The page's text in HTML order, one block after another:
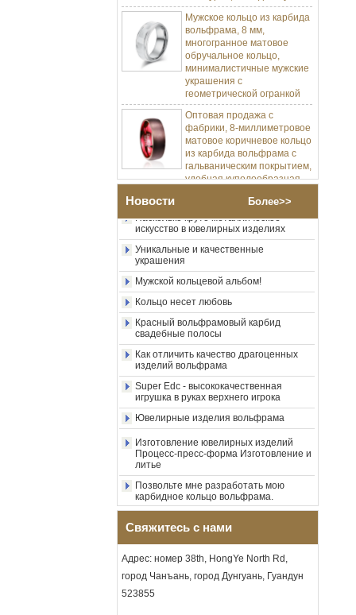
Мужское кольцо из карбида
вольфрама, 8 мм,
многогранное матовое
обручальное кольцо,
минималистичные мужские
украшения с
геометрической огранкой
Оптовая продажа с
фабрики, 8-миллиметровое
матовое коричневое кольцо
из карбида вольфрама с
гальваническим покрытием,
удобная куполообразная
форма, глянцевое красное
кольцо с внутренней
стенкой, индивидуальная
внутренняя лазерная
Оптовая продажа с
полированное серебряное
кольцо из карбида
вольфрама, центральная
инкрустация из
измельченного синего
опала с синтетической
малахитовой полосой,
мужское обручальное
кольцо, изготовленная на
заказ внутренняя л
Оптовая продажа с
фабрики, черное
полированное квадратное
кольцо с печаткой из
деревянная инкрустация с
крестообразным узором из
раковины морского ушка,
заявление, кольцо,
внутренняя грави
Оптовая продажа с
Новости Более>>
Изготовление ювелирных изделий
Процесс-пресс-форма Изготовление и
литье
Позвольте мне разработать мою
карбидное кольцо вольфрама.
Насколько круто металлическое
искусство в ювелирных изделиях
Уникальные и качественные
украшения
Мужской кольцевой альбом!
Кольцо несет любовь
Красный вольфрамовый карбид
свадебные полосы
Как отличить качество драгоценных
изделий вольфрама
Super Edc - высококачественная
игрушка в руках верхнего игрока
Ювелирные изделия вольфрама
Изготовление ювелирных изделий
Процесс-пресс-форма Изготовление и
литье
Позвольте мне разработать мою
карбидное кольцо вольфрама.
Насколько круто металлическое
Мужской кольцевой альбом!
Кольцо несет любовь
Свяжитесь с нами
Адрес: номер 38th, HongYe North Rd,
город Чанъань, город Дунгуань, Гуандун
523855